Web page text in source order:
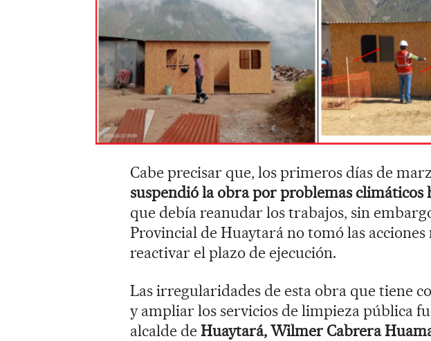
Cabe precisar que, los primeros días de
suspendió la obra por problemas climáticos
que debía reanudar los trabajos, sin
Provincial de Huaytará no tomó las acciones
reactivar el plazo de ejecución.
Las irregularidades de esta obra que tiene
y ampliar los servicios de limpieza pública
alcalde deHuaytará, Wilmer Cabrera